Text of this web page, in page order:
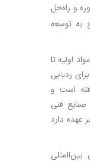
و راه‌حل
به توسعه
اولیه تا
ردیابی
است و
فنی
عهده دارد